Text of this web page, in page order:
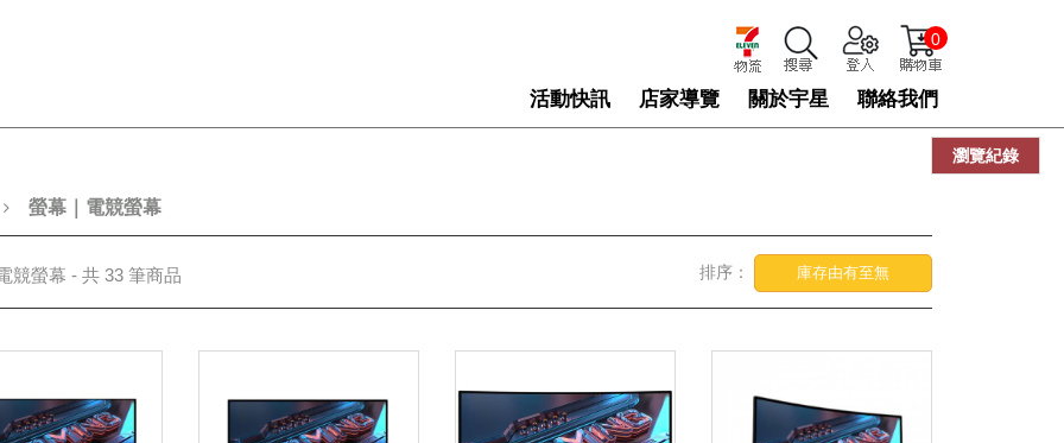
活動快訊 店家導覽 關於宇星 聯絡我們
0
螢幕｜電競螢幕
競螢幕 - 共 33 筆商品 排序： 庫存由有至無
瀏覽紀錄